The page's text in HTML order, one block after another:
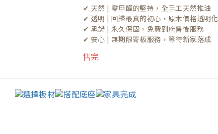
✔ 天然 | 零甲醛的堅持，全手工天然推油
✔ 透明 | 回歸最真的初心，原木價格透明化
✔ 承諾 | 永久保固，免費到府售後服務
✔ 安心 | 無期限寄板服務，等待新家落成
售完